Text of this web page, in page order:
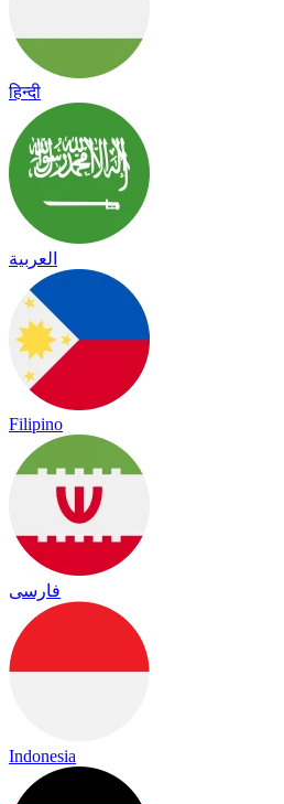
हिन्दी
العربية
Filipino
فارسی
Indonesia